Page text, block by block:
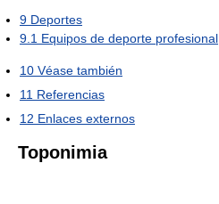
9 Deportes
9.1 Equipos de deporte profesional
10 Véase también
11 Referencias
12 Enlaces externos
Toponimia